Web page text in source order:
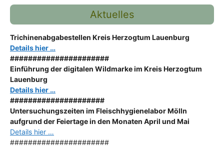
Aktuelles
Trichinenabgabestellen Kreis Herzogtum Lauenburg
Details hier …
######################
Einführung der digitalen Wildmarke im Kreis Herzogtum
Lauenburg
Details hier …
#####################
Untersuchungszeiten im Fleischhygienelabor Mölln
aufgrund der Feiertage in den Monaten April und Mai
Details hier …
######################